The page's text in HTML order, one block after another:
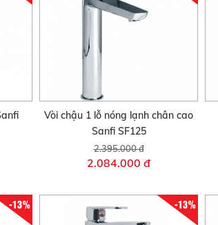
Vòi chậu 1 lỗ nóng lạnh chân cao
Sanfi SF125
2.395.000 đ
2.084.000 đ
-13% -13%